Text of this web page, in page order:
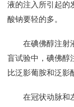
液的注入所引起的
酸钠要轻的多。
在碘佛醇注射
盲试验中，碘佛醇
比泛影葡胺和泛影
在冠状动脉和